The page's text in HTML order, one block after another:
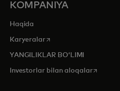
KOMPANIYA
Haqida
Karyeralaropens in a new tab
YANGILIKLAR BOʻLIMI
Investorlar bilan aloqalaropens in